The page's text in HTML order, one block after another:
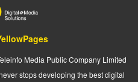
Media Public Company Limited
stops developing the best digital